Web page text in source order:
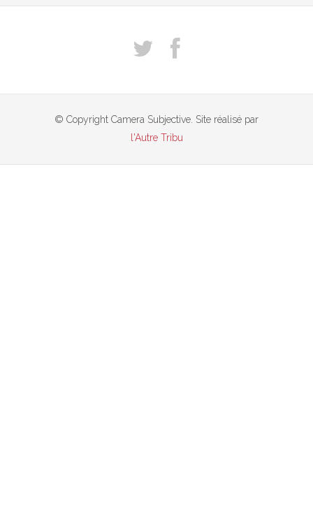
© Copyright Camera Subjective. Site réalisé par
l'Autre Tribu